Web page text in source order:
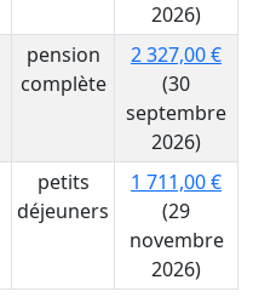
2026)
pension
complète
2 327,00 €
(30
septembre
2026)
petits
déjeuners
1 711,00 €
(29
novembre
2026)